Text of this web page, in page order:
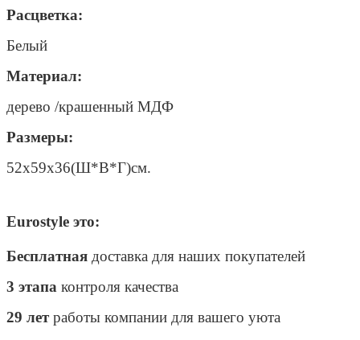
Расцветка:
Белый
Материал:
дерево /крашенный МДФ
Размеры:
52х59х36(Ш*В*Г)см.
Eurostyle это:
Бесплатная доставка для наших покупателей
3 этапа контроля качества
29 лет работы компании для вашего уюта